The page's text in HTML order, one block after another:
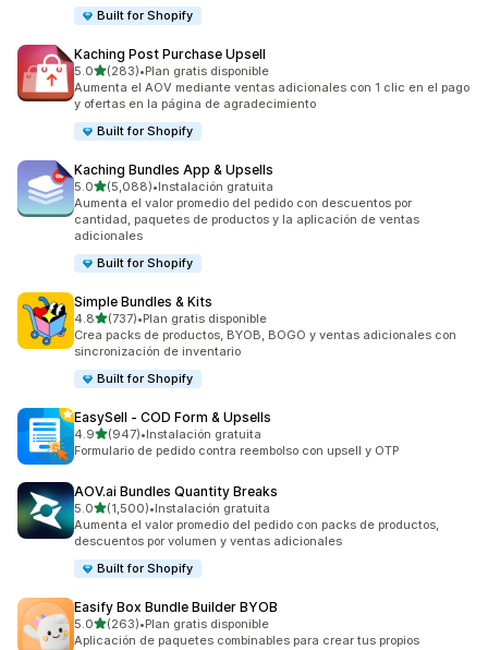
Built for Shopify
Kaching Post Purchase Upsell
5.0de 5 estrellas
(283)
283 reseñas en total
•Plan gratis disponible
Aumenta el AOV mediante ventas adicionales con 1 clic en el pago
y ofertas en la página de agradecimiento
Built for Shopify
Kaching Bundles App & Upsells
5.0de 5 estrellas
(5,088)
5088 reseñas en total
•Instalación gratuita
Aumenta el valor promedio del pedido con descuentos por
cantidad, paquetes de productos y la aplicación de ventas
adicionales
Built for Shopify
Simple Bundles & Kits
4.8de 5 estrellas
(737)
737 reseñas en total
•Plan gratis disponible
Crea packs de productos, BYOB, BOGO y ventas adicionales con
sincronización de inventario
Built for Shopify
EasySell ‑ COD Form & Upsells
4.9de 5 estrellas
(947)
947 reseñas en total
•Instalación gratuita
Formulario de pedido contra reembolso con upsell y OTP
AOV.ai Bundles Quantity Breaks
5.0de 5 estrellas
(1,500)
1500 reseñas en total
•Instalación gratuita
Aumenta el valor promedio del pedido con packs de productos,
descuentos por volumen y ventas adicionales
Built for Shopify
Easify Box Bundle Builder BYOB
5.0de 5 estrellas
(263)
263 reseñas en total
•Plan gratis disponible
Aplicación de paquetes combinables para crear tus propios